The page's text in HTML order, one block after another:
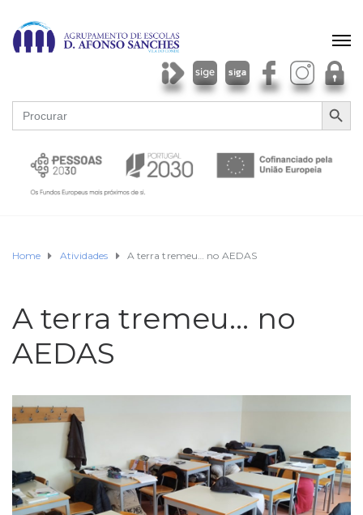
Search
for:
SEARCH
Home Atividades A terra tremeu… no AEDAS
A terra tremeu… no
AEDAS